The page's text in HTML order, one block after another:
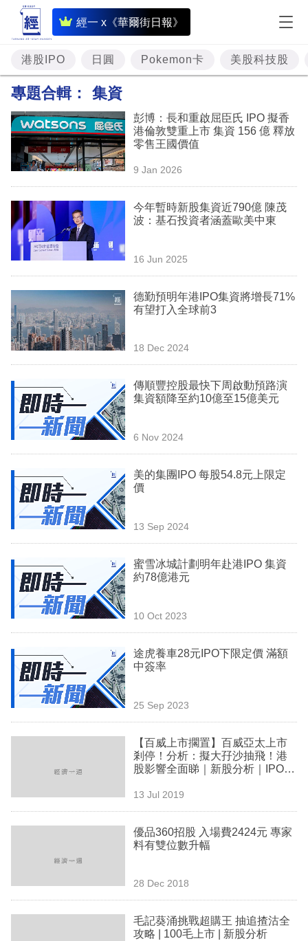
經一 x《華爾街日報》
即
時
財
經
題
投
資
樓
市
理
商
業
科
技
場
生
時
事
訂
閱
港股IPO 日圓 Pokemon卡 美股科技股
專題合輯： 集資
彭博：長和重啟屈臣氏 IPO 擬香
港倫敦雙重上市 集資 156 億 釋放
零售王國價值
9 Jan 2026
今年暫時新股集資近790億 陳茂
波：基石投資者涵蓋歐美中東
16 Jun 2025
德勤預明年港IPO集資將增長71%
有望打入全球前3
18 Dec 2024
傳順豐控股最快下周啟動預路演
集資額降至約10億至15億美元
6 Nov 2024
美的集團IPO 每股54.8元上限定
價
13 Sep 2024
蜜雪冰城計劃明年赴港IPO 集資
約78億港元
10 Oct 2023
途虎養車28元IPO下限定價 滿額
中簽率
25 Sep 2023
【百威上市擱置】百威亞太上市
剎停！分析：擬大孖沙抽飛！港
股影響全面睇｜新股分析｜IPO｜
13 Jul 2019
優品360招股 入場費2424元 專家
料有雙位數升幅
28 Dec 2018
毛記葵涌挑戰超購王 抽追揸沽全
攻略 | 100毛上市 | 新股分析